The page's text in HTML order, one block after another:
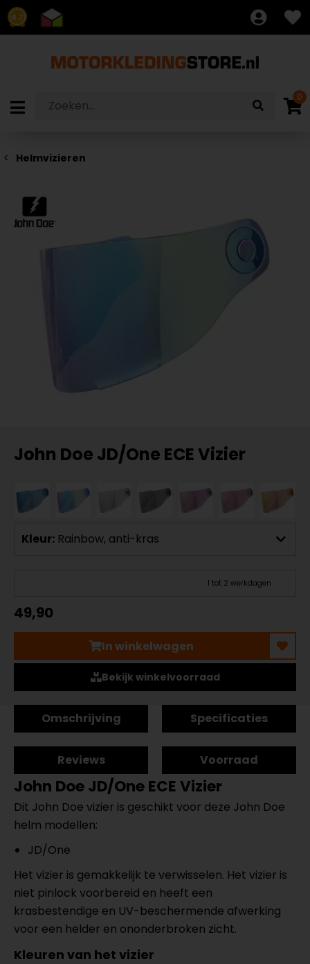
8.7
0
Helmvizieren
John Doe JD/One ECE Vizier
Kleur: Rainbow, anti-kras
1 tot 2 werkdagen
49,90
In winkelwagen
Bekijk winkelvoorraad
Omschrijving Specificaties
Reviews Voorraad
John Doe JD/One ECE Vizier
Dit John Doe vizier is geschikt voor deze John Doe
helm modellen:
JD/One
Het vizier is gemakkelijk te verwisselen. Het vizier is
niet pinlock voorbereid en heeft een
krasbestendige en UV-beschermende afwerking
voor een helder en ononderbroken zicht.
Kleuren van het vizier